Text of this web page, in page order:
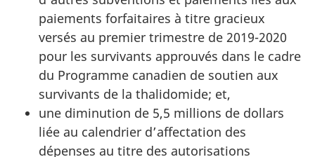
paiements forfaitaires à titre gracieux
versés au premier trimestre de 2019-2020
pour les survivants approuvés dans le cadre
du Programme canadien de soutien aux
survivants de la thalidomide; et,
une diminution de 5,5 millions de dollars
liée au calendrier d’affectation des
dépenses au titre des autorisations